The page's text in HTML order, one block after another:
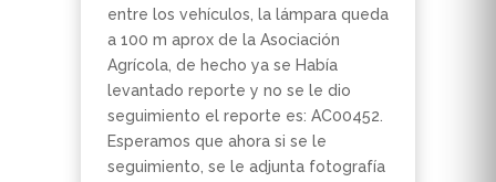
entre los vehículos, la lámpara queda
a 100 m aprox de la Asociación
Agrícola, de hecho ya se Había
levantado reporte y no se le dio
seguimiento el reporte es: AC00452.
Esperamos que ahora si se le
seguimiento, se le adjunta fotografía